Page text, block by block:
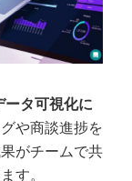
ータ可視化に
や商談進捗を
がチームで共
す。